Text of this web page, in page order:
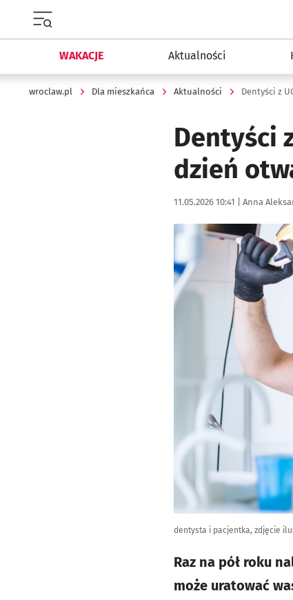
WAKACJE Aktualności
wroclaw.pl Dla mieszkańca Aktualności Dentyści z
Dentyści
dzień
Data publikacji:
11.05.2026 10:41 | Autor:
Anna
Kliknij, aby powiększyć
dentysta i pacjentka, zdjęcie
Raz na pół roku
może uratować